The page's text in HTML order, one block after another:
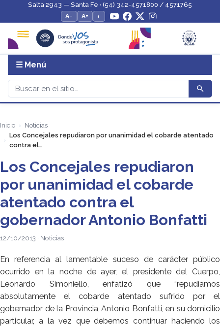
Salta 2943 — Santa Fe · (54) 342-4571800 / 4571765
A−
A+ ◐
☰ Menú
Inicio
Noticias
Los Concejales repudiaron por unanimidad el cobarde atentado
contra el…
Los Concejales repudiaron
por unanimidad el cobarde
atentado contra el
gobernador Antonio Bonfatti
12/10/2013 · Noticias
En referencia al lamentable suceso de carácter público
ocurrido en la noche de ayer, el presidente del Cuerpo,
Leonardo Simoniello, enfatizó que “repudiamos
absolutamente el cobarde atentado sufrido por el
gobernador de la Provincia, Antonio Bonfatti, en su domicilio
particular, a la vez que debemos continuar haciendo los